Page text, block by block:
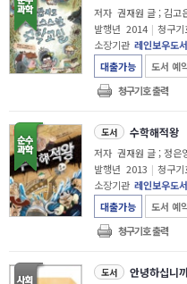
저자 권재원 글 ; 김고
발행년 2014 | 청구기
소장기관 레인보우도
대출가능
도서 예
청구기호 출력
도서 수학해적왕
저자 권재원 글 ; 정은
발행년 2013 | 청구기
소장기관 레인보우도
대출가능
도서 예
청구기호 출력
도서